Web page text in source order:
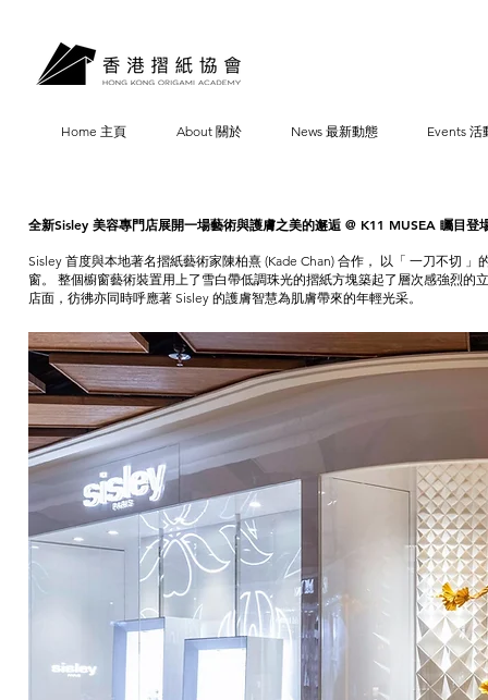
Home 主頁 About 關於 News 最新動態 Events 活
全新Sisley 美容專門店展開一場藝術與護膚之美的邂逅 @ K11 MUSEA 矚目登
Sisley 首度與本地著名摺紙藝術家陳柏熹 (Kade Chan) 合作， 以「 一刀不切
窗。 整個櫥窗藝術裝置用上了雪白帶低調珠光的摺紙方塊築起了層次感強烈
店面，彷彿亦同時呼應著 Sisley 的護膚智慧為肌膚帶來的年輕光采。